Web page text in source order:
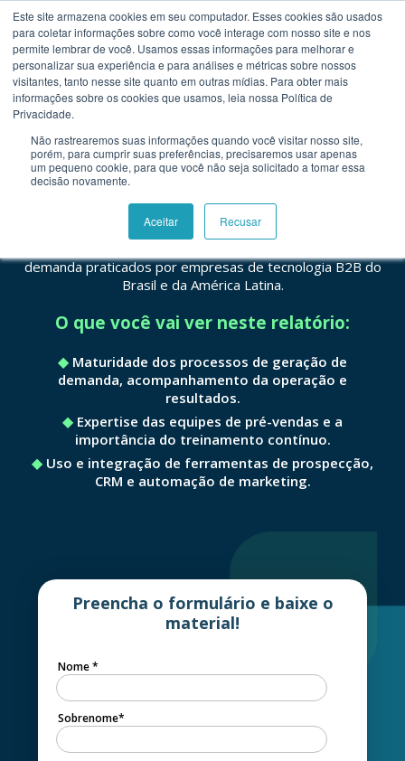
Este site armazena cookies em seu computador. Esses cookies são usados
para coletar informações sobre como você interage com nosso site e nos
permite lembrar de você. Usamos essas informações para melhorar e
personalizar sua experiência e para análises e métricas sobre nossos
visitantes, tanto nesse site quanto em outras mídias. Para obter mais
informações sobre os cookies que usamos, leia nossa Política de
Privacidade.
Não rastrearemos suas informações quando você visitar nosso site,
porém, para cumprir suas preferências, precisaremos usar apenas
um pequeno cookie, para que você não seja solicitado a tomar essa
decisão novamente.
Aceitar Recusar
benchmarking report
Maturidade de Geração de
Demanda em Empresas de
Tecnologia B2B
demanda praticados por empresas de tecnologia B2B do
Brasil e da América Latina.
O que você vai ver neste relatório:
Maturidade dos processos de geração de
demanda, acompanhamento da operação e
resultados.
Expertise das equipes de pré-vendas e a
importância do treinamento contínuo.
Uso e integração de ferramentas de prospecção,
CRM e automação de marketing.
Preencha o formulário e baixe o
material!
Nome*
Sobrenome*